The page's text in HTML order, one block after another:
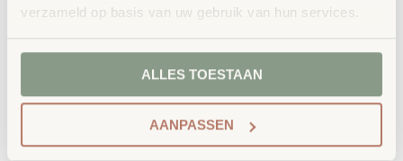
verzameld op basis van uw gebruik van hun services.
ALLES TOESTAAN
AANPASSEN
aansluit bij de behoeften van kinderen én
Waarom School Concept?